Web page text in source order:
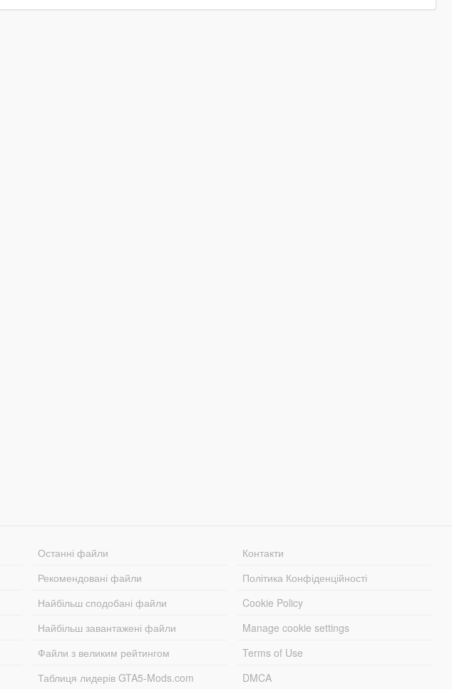
Останні файли
Рекомендовані файли
Найбільш сподобані файли
Найбільш завантажені файли
Файли з великим рейтингом
Таблиця лидерів GTA5-Mods.com
Контакти
Політика Конфіденційності
Cookie Policy
Manage cookie settings
Terms of Use
DMCA